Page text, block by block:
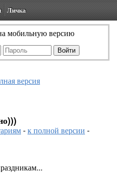
Личка
мобильную версию
версия
-к полной версии -